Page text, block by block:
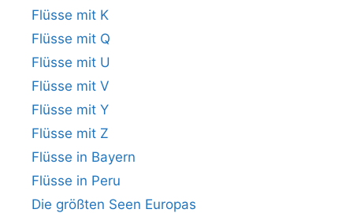
Flüsse mit K
Flüsse mit Q
Flüsse mit U
Flüsse mit V
Flüsse mit Y
Flüsse mit Z
Flüsse in Bayern
Flüsse in Peru
Die größten Seen Europas